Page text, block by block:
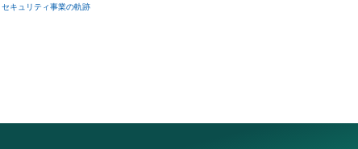
セキュリティ事業の軌跡